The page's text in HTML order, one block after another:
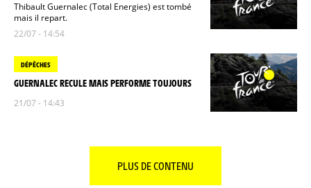
Thibault Guernalec (Total Energies) est tombé
mais il repart.
22/07 - 14:54
DÉPÊCHES
GUERNALEC RECULE MAIS PERFORME TOUJOURS
21/07 - 14:43
PLUS DE CONTENU